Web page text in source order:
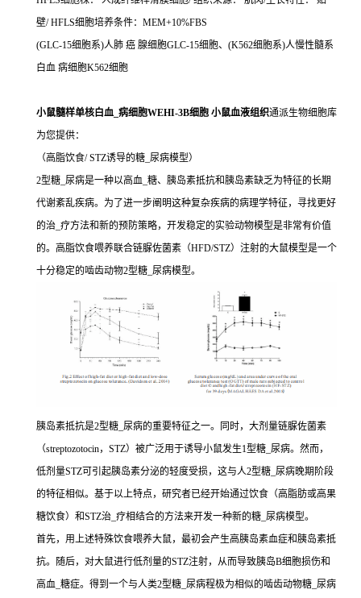
壁/ HFLS细胞培养条件：MEM+10%FBS
(GLC-15细胞系)人肺 癌 腺细胞GLC-15细胞、(K562细胞系)人慢性髓系
白血 病细胞K562细胞
小鼠髓样单核白血_病细胞WEHI-3B细胞 小鼠血液组织通派生物细胞库
为您提供：
（高脂饮食/ STZ诱导的糖_尿病模型）
2型糖_尿病是一种以高血_糖、胰岛素抵抗和胰岛素缺乏为特征的长期
代谢紊乱疾病。为了进一步阐明这种复杂疾病的病理学特征，寻找更好
的治_疗方法和新的预防策略，开发稳定的实验动物模型是非常有价值
的。高脂饮食喂养联合链脲佐菌素（HFD/STZ）注射的大鼠模型是一个
十分稳定的啮齿动物2型糖_尿病模型。
胰岛素抵抗是2型糖_尿病的重要特征之一。同时，大剂量链脲佐菌素
（streptozotocin，STZ）被广泛用于诱导小鼠发生1型糖_尿病。然而，
低剂量STZ可引起胰岛素分泌的轻度受损，这与人2型糖_尿病晚期阶段
的特征相似。基于以上特点，研究者已经开始通过饮食（高脂肪或高果
糖饮食）和STZ治_疗相结合的方法来开发一种新的糖_尿病模型。
首先，用上述特殊饮食喂养大鼠，最初会产生高胰岛素血症和胰岛素抵
抗。随后，对大鼠进行低剂量的STZ注射，从而导致胰岛B细胞损伤和
高血_糖症。得到一个与人类2型糖_尿病程极为相似的啮齿动物糖_尿病